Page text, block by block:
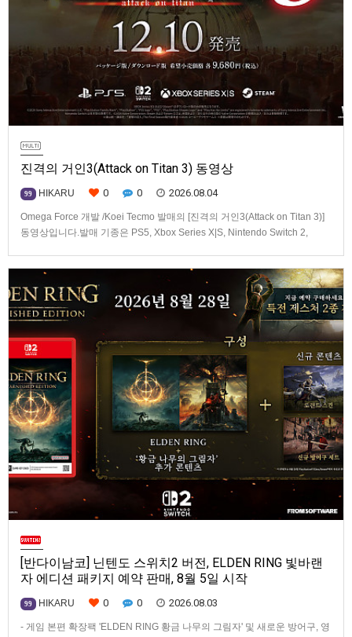
진격의 거인3(Attack on Titan 3) 동영상
99 HIKARU 0 0 2026.08.04
Omega Force 개발 /Koei Tecmo 발매의 [진격의 거인3(Attack on Titan 3)]
동영상입니다.발매 기종은 PS5, Xbox Series X|S, Nintendo Switch 2,
[반다이남코] 닌텐도 스위치2 버전, ELDEN RING 빛바랜
자 에디션 패키지 예약 판매, 8월 5일 시작
99 HIKARU 0 0 2026.08.03
- 게임 본편 확장팩 'ELDEN RING 황금 나무의 그림자' 및 새로운 방어구, 영